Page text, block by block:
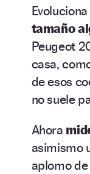
tamaño
Peugeot
casa,
de esos
no suele
Ahora
asimismo
aplomo